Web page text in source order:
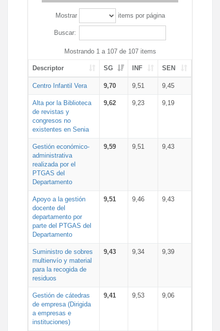
Mostrar items por página
Buscar:
Mostrando 1 a 107 de 107 items
Descriptor SG INF SEN
Centro Infantil Vera 9,70 9,51 9,45
Alta por la Biblioteca
de revistas y
congresos no
existentes en Senia
9,62 9,23 9,19
Gestión económico-
administrativa
realizada por el
PTGAS del
Departamento
9,59 9,51 9,43
Apoyo a la gestión
docente del
departamento por
parte del PTGAS del
Departamento
9,51 9,46 9,43
Suministro de sobres
multienvío y material
para la recogida de
residuos
9,43 9,34 9,39
Gestión de cátedras
de empresa (Dirigida
a empresas e
instituciones)
9,41 9,53 9,06